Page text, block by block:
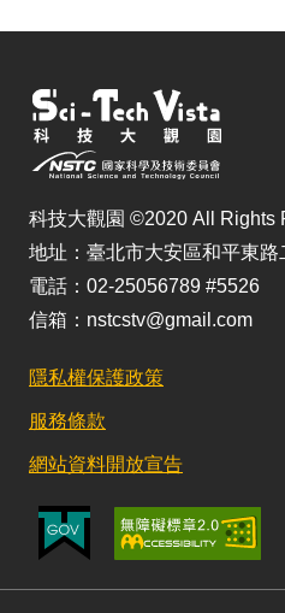
科技大觀園 ©2020 All Rights
地址：臺北市大安區和平東
電話：02-25056789 #5526
信箱：nstcstv@gmail.com
隱私權保護政策
服務條款
網站資料開放宣告